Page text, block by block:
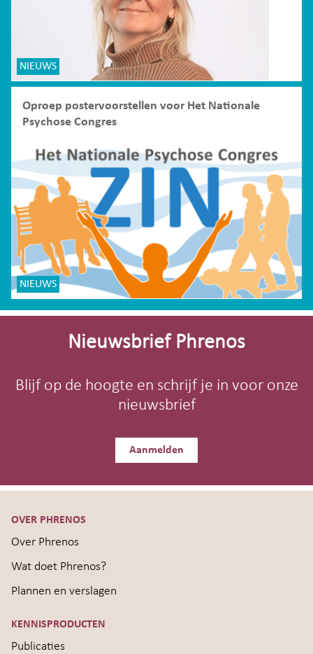
NIEUWS
Oproep postervoorstellen voor Het Nationale
Psychose Congres
NIEUWS
Site-
Nieuwsbrief Phrenos
Blijf op de hoogte en schrijf je in voor onze
nieuwsbrief
Aanmelden
OVER PHRENOS
Over Phrenos
Wat doet Phrenos?
Plannen en verslagen
KENNISPRODUCTEN
Publicaties